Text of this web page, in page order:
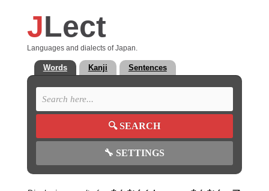
JLect
Languages and dialects of Japan.
Words Kanji Sentences
🔍SEARCH
🔧 SETTINGS